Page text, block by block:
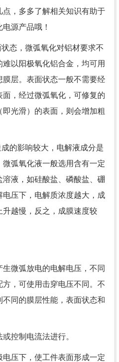
，多多了解相关知识有助于
源产品哦！
态， 微弧氧化对铝材要求不
以阳极氧化铝合金，均可用
层。 表面状态一般不需要经
，经过微弧氧化，可修复的
光滑）的表面，则会增加粗
的影响较大，电解液成分是
弧氧化液一般选用含有一定
液，如硅酸盐、磷酸盐、硼
压下，电解质浓度越大，成
越慢，反之，成膜速度较
微弧放电的电解电压， 不同
，可使用击穿电压不同。不
同的膜层性能，表面状态和
控制电流法进行。
压下，使工件表面形成一定